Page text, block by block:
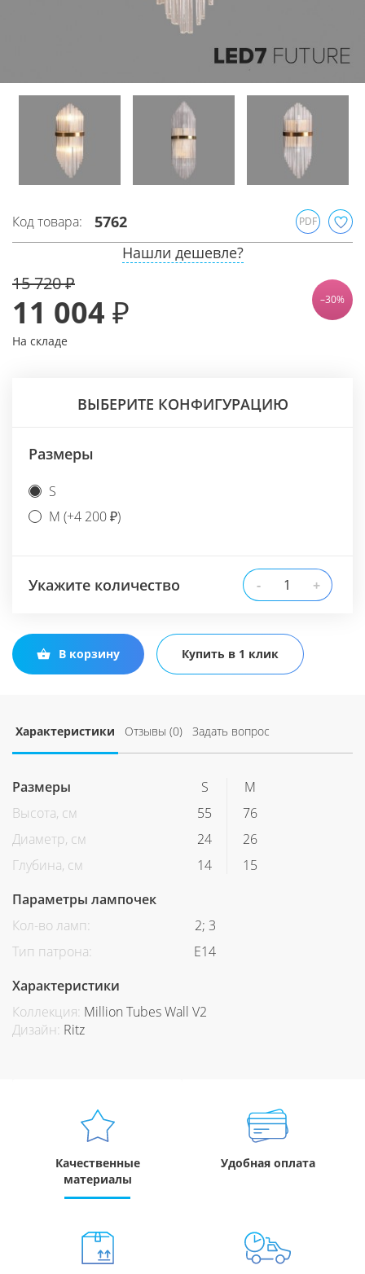
Код товара: 5762 PDF
11 004 ₽
На складе
Нашли дешевле?
15 720 ₽
–30%
ВЫБЕРИТЕ КОНФИГУРАЦИЮ
Размеры
S
M (+4 200 ₽)
Укажите количество - +
В корзину Купить в 1 клик
Характеристики Отзывы (0) Задать вопрос
Размеры S
M
Высота, см
55
76
Диаметр, см
24
26
Глубина, см
14
15
Параметры лампочек
Кол-во ламп:
2; 3
Тип патрона:
Е14
Характеристики
Коллекция: Million Tubes Wall V2
Дизайн: Ritz
Качественные
материалы
Удобная оплата